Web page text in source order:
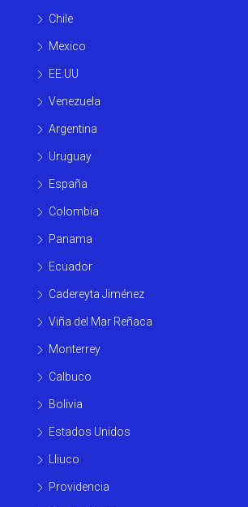
Chile
Mexico
EE.UU
Venezuela
Argentina
Uruguay
España
Colombia
Panama
Ecuador
Cadereyta Jiménez
Viña del Mar Reñaca
Monterrey
Calbuco
Bolivia
Estados Unidos
Lliuco
Providencia